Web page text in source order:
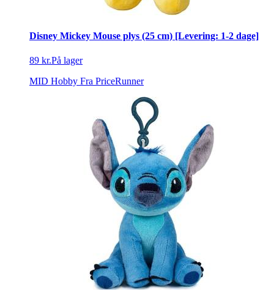
Disney Mickey Mouse plys (25 cm) [Levering: 1-2 dage]
89 kr.På lager
MID Hobby Fra PriceRunner